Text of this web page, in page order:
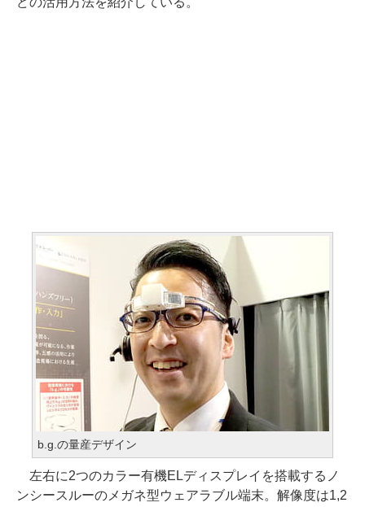
b.g.の量産デザイン
左右に2つのカラー有機ELディスプレイを搭載するノ
ンシースルーのメガネ型ウェアラブル端末。解像度は1,2